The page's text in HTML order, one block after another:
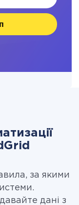
за якими
дані з